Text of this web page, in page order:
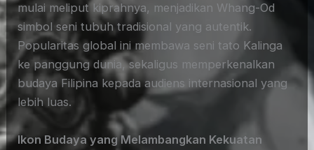
mulai meliput kiprahnya, menjadikan Whang-Od
simbol seni tubuh tradisional yang autentik.
Popularitas global ini membawa seni tato Kalinga
ke panggung dunia, sekaligus memperkenalkan
budaya Filipina kepada audiens internasional yang
lebih luas.
Ikon Budaya yang Melambangkan Kekuatan